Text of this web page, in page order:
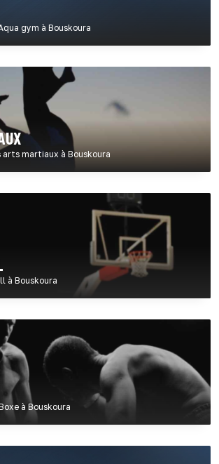
gym à Bouskoura
arts martiaux à Bouskoura
à Bouskoura
à Bouskoura